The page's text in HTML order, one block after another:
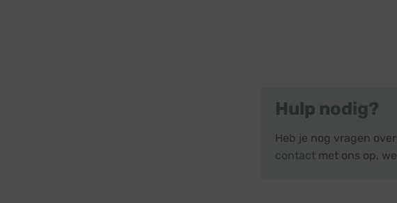
Hulp nodig?
Heb je nog vragen
contactmet ons op,